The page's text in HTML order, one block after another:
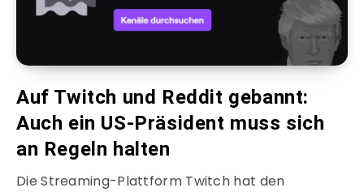
Auf Twitch und Reddit gebannt:
Auch ein US-Präsident muss sich
an Regeln halten
Die Streaming-Plattform Twitch hat den